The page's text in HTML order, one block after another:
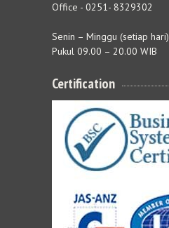
Office - 0251- 8329302
Senin – Minggu (setiap hari)
Pukul 09.00 – 20.00 WIB
Certification